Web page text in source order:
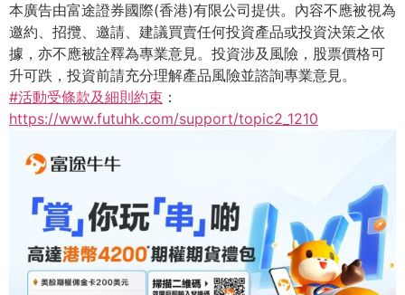
本廣告由富途證券國際(香港)有限公司提供。內容不應被視為
邀約、招攬、邀請、建議買賣任何投資產品或投資決策之依
據，亦不應被詮釋為專業意見。投資涉及風險，股票價格可
升可跌，投資前請充分理解產品風險並諮詢專業意見。
#活動受條款及細則約束 ：
https://www.futuhk.com/support/topic2_1210